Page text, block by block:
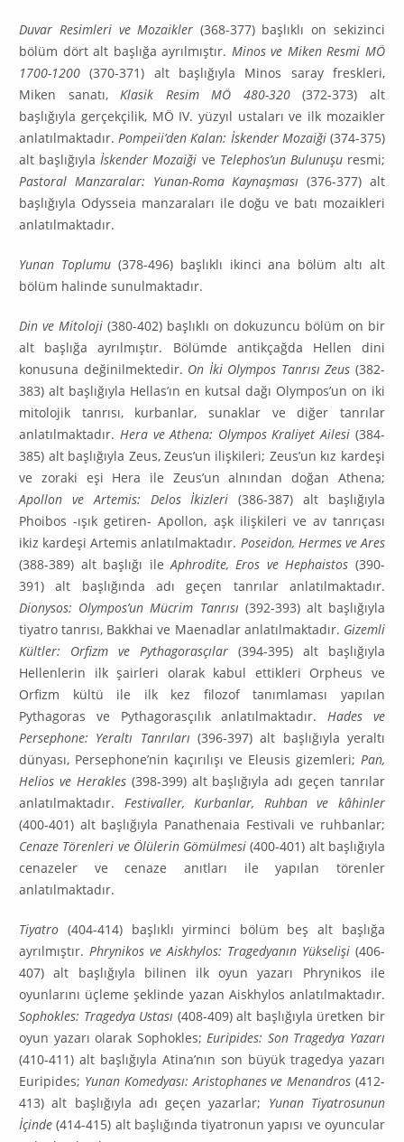
Duvar Resimleri ve Mozaikler (368-377) başlıklı on sekizinci
bölüm dört alt başlığa ayrılmıştır. Minos ve Miken Resmi MÖ
1700-1200 (370-371) alt başlığıyla Minos saray freskleri,
Miken sanatı,Klasik Resim MÖ 480-320(372-373) alt
başlığıyla gerçekçilik, MÖ IV. yüzyıl ustaları ve ilk mozaikler
anlatılmaktadır.Pompeii’den Kalan: İskender Mozaiği (374-375)
alt başlığıyla İskender Mozaiği ve Telephos’un Bulunuşuresmi;
Pastoral Manzaralar: Yunan-Roma Kaynaşması(376-377) alt
başlığıyla Odysseia manzaraları ile doğu ve batı mozaikleri
anlatılmaktadır.
Yunan Toplumu (378-496) başlıklı ikinci ana bölüm altı alt
bölüm halinde sunulmaktadır.
Din ve Mitoloji(380-402) başlıklı on dokuzuncu bölüm on bir
alt başlığa ayrılmıştır. Bölümde antikçağda Hellen dini
konusuna değinilmektedir. On İki Olympos Tanrısı Zeus (382-
383) alt baş­lığıyla Hellas’ın en kutsal dağı Olympos’un on iki
mitolojik tanrısı, kurbanlar, sunaklar ve diğer tanrılar
anlatılmaktadır. Hera ve Athena: Olympos Kraliyet Ailesi (384-
385) alt başlığıyla Zeus, Zeus’un ilişkileri; Zeus’un kız kardeşi
ve zoraki eşi Hera ile Zeus’un alnından doğan Athena;
Apollon ve Artemis: Delos İkizleri(386-387) alt başlığıyla
Phoibos -ışık getiren- Apollon, aşk ilişki­leri ve av tanrıçası
ikiz kardeşi Artemis anlatılmaktadır. Poseidon, Hermes ve Ares
(388-389) alt başlığı ileAphrodite, Eros ve Hephaistos (390-
391) alt başlığında adı geçen tanrılar anlatıl­maktadır.
Dionysos: Olympos’un Mücrim Tanrısı (392-393) alt başlığıyla
tiyatro tanrısı, Bakkhai ve Maenadlar anlatılmaktadır. Gizemli
Kültler: Orfizm ve Pythagorasçılar (394-395) alt başlığıyla
Hellenlerin ilk şairleri olarak kabul ettikleri Orpheus ve
Orfizm kültü ile ilk kez filozof tanımlaması yapılan
Pythagoras ve Pythagorasçılık anlatılmaktadır.Hades ve
Persephone: Yeraltı Tanrıları (396-397) alt başlığıyla yeraltı
dünyası, Persephone’nin kaçırılışı ve Eleusis gizemleri; Pan,
Helios ve Herakles (398-399) alt başlığıyla adı geçen tanrılar
anlatılmaktadır. Festivaller, Kurbanlar, Ruhban ve kâhinler
(400-401) alt başlığıyla Panathenaia Festivali ve ruhbanlar;
Cenaze Törenleri ve Ölülerin Gömülmesi(400-401) alt başlığıyla
cenazeler ve cenaze anıtları ile yapılan törenler
anlatılmaktadır.
Tiyatro (404-414) başlıklı yirminci bölüm beş alt başlığa
ayrılmıştır.Phrynikos ve Aiskhylos: Tragedyanın Yükselişi (406-
407) alt başlığıyla bilinen ilk oyun yazarı Phrynikos ile
oyunlarını üç­le­me şeklinde yazan Aiskhylos anlatılmaktadır.
Sophokles: Tragedya Ustası (408-409) alt başlı­ğıyla üretken bir
oyun yazarı olarak Sophokles;Euripides: Son Tragedya Yazarı
(410-411) alt başlığıyla Atina’nın son büyük tragedya yazarı
Euripides; Yunan Komedyası: Aristophanes ve Menandros (412-
413) alt başlığıyla adı geçen yazarlar; Yunan Tiyatrosunun
İçinde(414-415) alt başlığında ti­yat­ronun yapısı ve oyuncular